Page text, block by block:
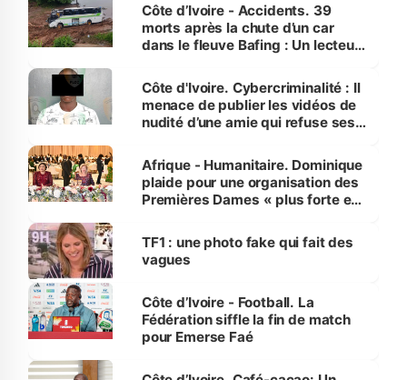
Côte d’Ivoire - Accidents. 39
morts après la chute d’un car
dans le fleuve Bafing : Un lecteur
des Transports
Côte d'Ivoire. Cybercriminalité : Il
menace de publier les vidéos de
nudité d’une amie qui refuse ses
Afrique - Humanitaire. Dominique
plaide pour une organisation des
Premières Dames « plus forte et
sur la scène internationale »
TF1 : une photo fake qui fait des
vagues
Côte d’Ivoire - Football. La
Fédération siffle la fin de match
pour Emerse Faé